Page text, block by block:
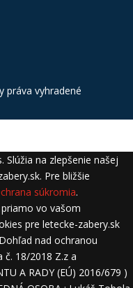
práva vyhradené
Slúžia na zlepšenie našej
Pre bližšie
súkromia.
vo vašom
pre letecke-zabery.sk
nad ochranou
č. 18/2018 Z.z a
A RADY (EÚ) 2016/679 )